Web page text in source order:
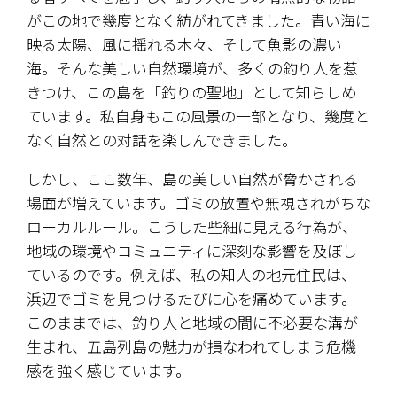
がこの地で幾度となく紡がれてきました。青い海に
映る太陽、風に揺れる木々、そして魚影の濃い
海。そんな美しい自然環境が、多くの釣り人を惹
きつけ、この島を「釣りの聖地」として知らしめ
ています。私自身もこの風景の一部となり、幾度と
なく自然との対話を楽しんできました。
しかし、ここ数年、島の美しい自然が脅かされる
場面が増えています。ゴミの放置や無視されがちな
ローカルルール。こうした些細に見える行為が、
地域の環境やコミュニティに深刻な影響を及ぼし
ているのです。例えば、私の知人の地元住民は、
浜辺でゴミを見つけるたびに心を痛めています。
このままでは、釣り人と地域の間に不必要な溝が
生まれ、五島列島の魅力が損なわれてしまう危機
感を強く感じています。